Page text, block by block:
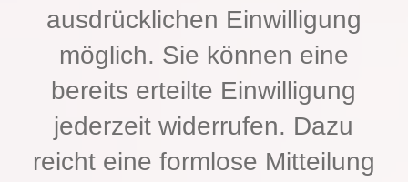
ausdrücklichen Einwilligung
möglich. Sie können eine
bereits erteilte Einwilligung
jederzeit widerrufen. Dazu
reicht eine formlose Mitteilung